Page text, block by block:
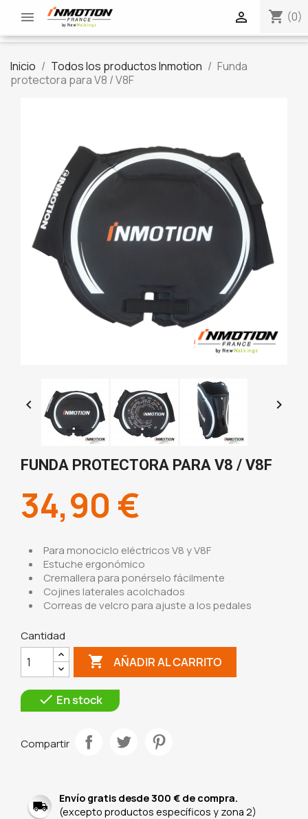
 shopping_cart (0)

Inicio Todos los productos Inmotion
Funda
protectora para V8 / V8F
 
FUNDA PROTECTORA PARA V8 / V8F
34,90 €
Para monociclo eléctricos V8 y V8F
Estuche ergonómico
Cremallera para ponérselo fácilmente
Cojines laterales acolchados
Correas de velcro para ajuste a los pedales
Cantidad
 AÑADIR AL CARRITO
 En stock
Compartir
Envío gratis desde 300 € de compra.
(excepto productos específicos y zona 2)